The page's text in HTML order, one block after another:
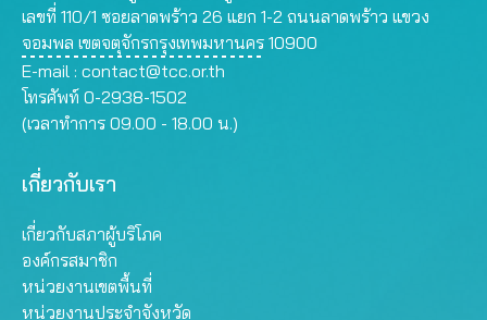
เลขที่ 110/1 ซอยลาดพร้าว 26 แยก 1-2 ถนนลาดพร้าว แขวง
จอมพล เขตจตุจักรกรุงเทพมหานคร 10900
E-mail : contact@tcc.or.th
โทรศัพท์ 0-2938-1502
(เวลาทำการ 09.00 - 18.00 น.)
เกี่ยวกับเรา
เกี่ยวกับสภาผู้บริโภค
องค์กรสมาชิก
หน่วยงานเขตพื้นที่
หน่วยงานประจำจังหวัด